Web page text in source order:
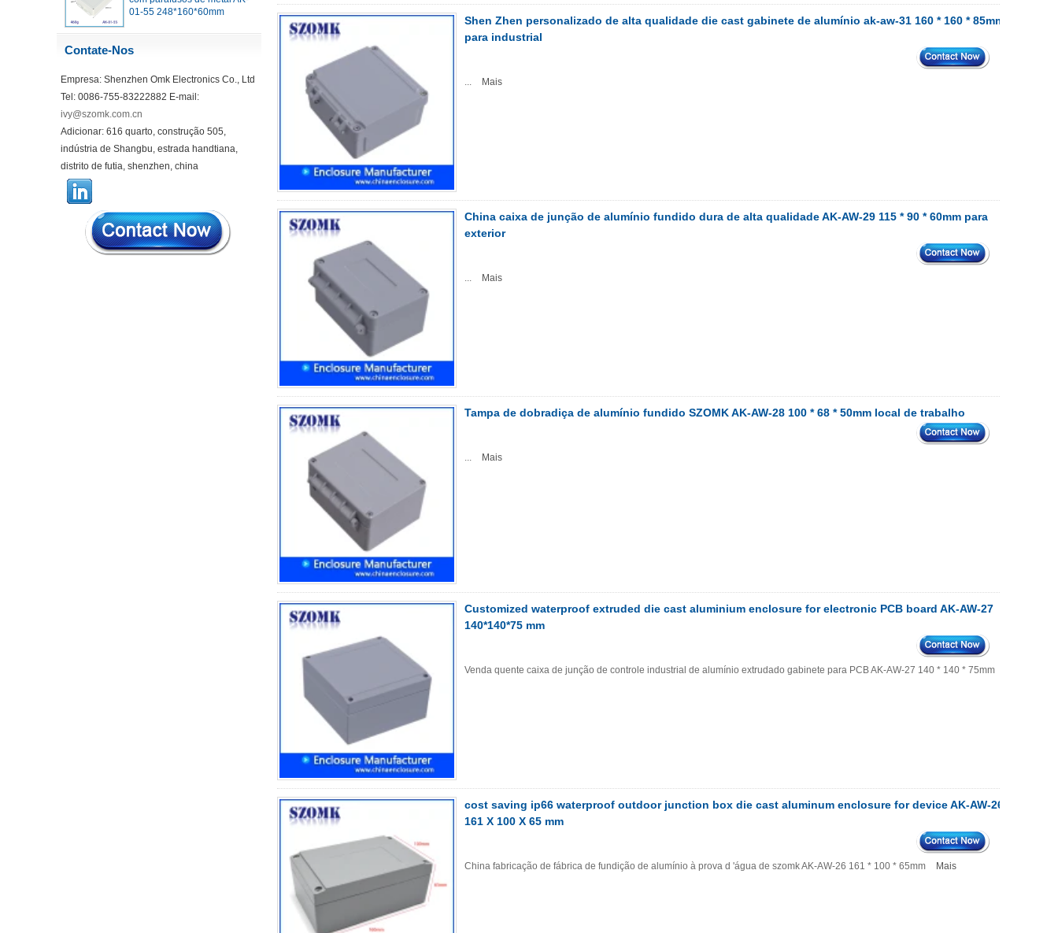
gabinete WIFI Dispositivo de
Gabinete 68*20*10mm
44*44*22mm Smarthome
Enclosures Switch Controller
Sensor Intelligente Luz de
Luz Ak-R-197
62*62*20mm T/H Sensor
Router Housing 5G Mini
Router Wi-Fi Housing
IP68 PC Material V1 Caixa
de junção à prova d'água
Contate-Nos
Empresa: Shenzhen Omk Electronics Co., Ltd
Tel: 0086-755-83222882 E-mail:
ivy@szomk.com.cn
Adicionar: 616 quarto, construção 505,
indústria de Shangbu, estrada handtiana,
distrito de futia, shenzhen, china
Shen Zhen personalizado de alta qualidade die cast gabinete de alumínio ak-aw-31 160 * 160 * 85mm
para industrial
... Mais
China caixa de junção de alumínio fundido dura de alta qualidade AK-AW-29 115 * 90 * 60mm para
exterior
... Mais
Tampa de dobradiça de alumínio fundido SZOMK AK-AW-28 100 * 68 * 50mm local de trabalho
... Mais
Customized waterproof extruded die cast aluminium enclosure for electronic PCB board AK-AW-27
140*140*75 mm
Venda quente caixa de junção de controle industrial de alumínio extrudado gabinete para PCB AK-AW-27 140 * 140 * 75mm
cost saving ip66 waterproof outdoor junction box die cast aluminum enclosure for device AK-AW-26
161 X 100 X 65 mm
China fabricação de fábrica de fundição de alumínio à prova d 'água de szomk AK-AW-26 161 * 100 * 65mm Mais